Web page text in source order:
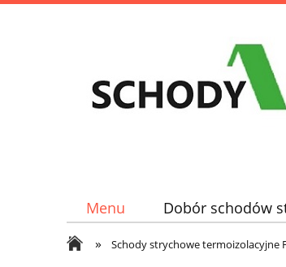
Menu Dobór schodów
» Schody strychowe termoizolacyjne